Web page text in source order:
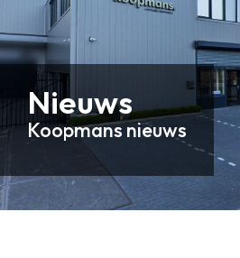
Nieuws
Koopmans nieuws